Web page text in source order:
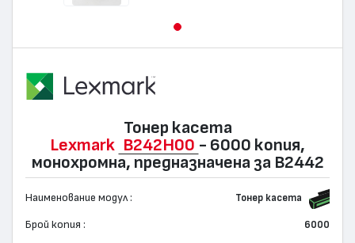
Тонер касета
Lexmark B242H00 - 6000 копия,
монохромна, предназначена за B2442
Наименование модул : Тонер касета
Брой копия : 6000